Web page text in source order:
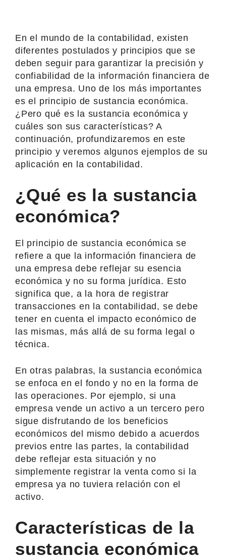
En el mundo de la contabilidad, existen
diferentes postulados y principios que se
deben seguir para garantizar la precisión y
confiabilidad de la información financiera de
una empresa. Uno de los más importantes
es el principio de sustancia económica.
¿Pero qué es la sustancia económica y
cuáles son sus características? A
continuación, profundizaremos en este
principio y veremos algunos ejemplos de su
aplicación en la contabilidad.
¿Qué es la sustancia
económica?
El principio de sustancia económica se
refiere a que la información financiera de
una empresa debe reflejar su esencia
económica y no su forma jurídica. Esto
significa que, a la hora de registrar
transacciones en la contabilidad, se debe
tener en cuenta el impacto económico de
las mismas, más allá de su forma legal o
técnica.
En otras palabras, la sustancia económica
se enfoca en el fondo y no en la forma de
las operaciones. Por ejemplo, si una
empresa vende un activo a un tercero pero
sigue disfrutando de los beneficios
económicos del mismo debido a acuerdos
previos entre las partes, la contabilidad
debe reflejar esta situación y no
simplemente registrar la venta como si la
empresa ya no tuviera relación con el
activo.
Características de la
sustancia económica